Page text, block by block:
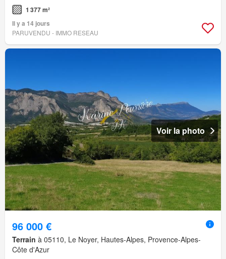
1 377 m²
Il y a 14 jours
PARUVENDU - IMMO RESEAU
Voir la photo
96 000 €
Terrain à 05110, Le Noyer, Hautes-Alpes, Provence-Alpes-
Côte d'Azur